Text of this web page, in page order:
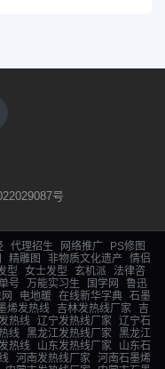
号
代理招生 网络推广
PS修图
精雕图 非物质文化遗产
情侣
型 女士发型 玄机派
法律咨
号 万能实习生 国学网
鲁迅
电地暖 在线新华字典 石墨
烯发热线 吉林发热线厂家
吉
热线 辽宁发热线厂家 辽宁石
线 黑龙江发热线厂家 黑龙江
热线 山东发热线厂家
山东石
河南发热线厂家 河南石墨烯